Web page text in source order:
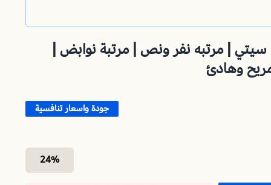
سرير 160 * 200 | سيتي | مرتبه نفر ونص | مرتبة نوابض |
وهادئ
جودة واسعار تنافسية
24%